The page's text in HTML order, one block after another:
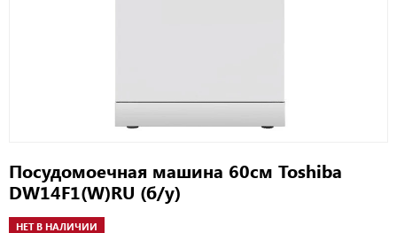
Посудомоечная машина 60см Toshiba
DW14F1(W)RU (б/у)
НЕТ В НАЛИЧИИ